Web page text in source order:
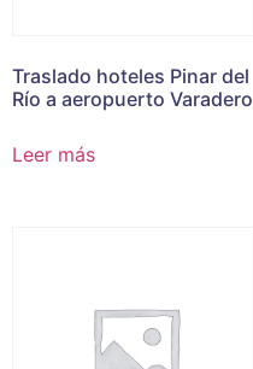
Traslado hoteles Pinar del
Río a aeropuerto Varadero
Leer más